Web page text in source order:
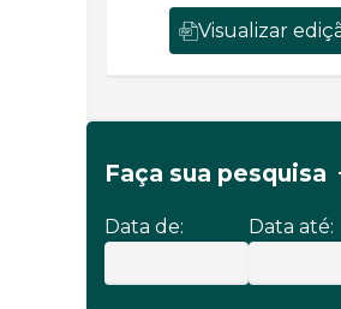
Visualizar
Faça sua pesquisa
Data de: Data até: